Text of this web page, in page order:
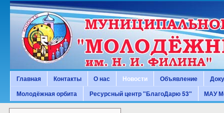
МАУ
Молодёжный
центр
«Юность»
Главное меню
Главная Контакты О нас Новости Объявление
Молодёжная орбита
Ресурсный центр "БлагоДарю 53" МАУ